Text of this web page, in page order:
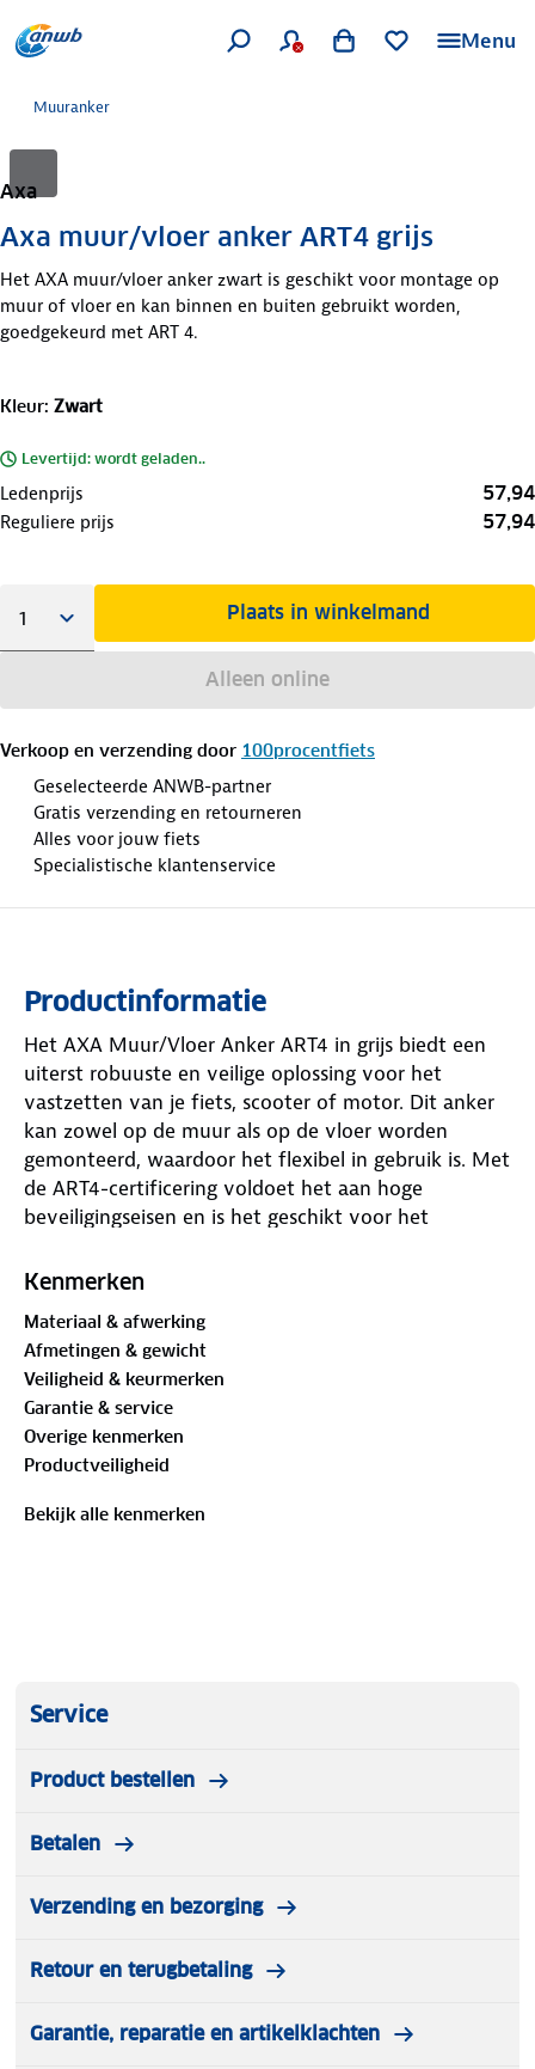
Menu
Muuranker
Axa
Axa muur/vloer anker ART4 grijs
Het AXA muur/vloer anker zwart is geschikt voor montage op
muur of vloer en kan binnen en buiten gebruikt worden,
goedgekeurd met ART 4.
Kleur: Zwart
Levertijd: wordt geladen..
Ledenprijs 57,94
Reguliere prijs 57,94
Plaats in winkelmand
Alleen online
Verkoop en verzending door 100procentfiets
Geselecteerde ANWB-partner
Gratis verzending en retourneren
Alles voor jouw fiets
Specialistische klantenservice
Productinformatie
Het AXA Muur/Vloer Anker ART4 in grijs biedt een
uiterst robuuste en veilige oplossing voor het
vastzetten van je fiets, scooter of motor. Dit anker
kan zowel op de muur als op de vloer worden
gemonteerd, waardoor het flexibel in gebruik is. Met
de ART4-certificering voldoet het aan hoge
beveiligingseisen en is het geschikt voor het
stevige ontwerp en de duurzame grijze afwerking
langdurige beveiliging, zowel binnen als buiten.
Kenmerken
Materiaal & afwerking
Afmetingen & gewicht
Veiligheid & keurmerken
Garantie & service
Overige kenmerken
Productveiligheid
Bekijk alle kenmerken
Service
Product bestellen
Betalen
Verzending en bezorging
Retour en terugbetaling
Garantie, reparatie en artikelklachten